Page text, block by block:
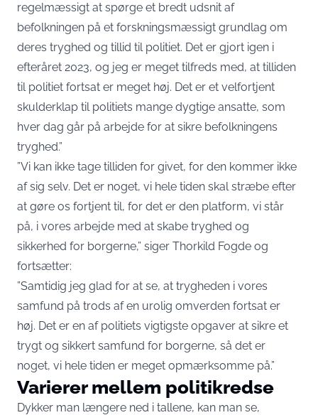
regelmæssigt at spørge et bredt udsnit af
befolkningen på et forskningsmæssigt grundlag om
deres tryghed og tillid til politiet. Det er gjort igen i
efteråret 2023, og jeg er meget tilfreds med, at tilliden
til politiet fortsat er meget høj. Det er et velfortjent
skulderklap til politiets mange dygtige ansatte, som
hver dag går på arbejde for at sikre befolkningens
tryghed.”
”Vi kan ikke tage tilliden for givet, for den kommer ikke
af sig selv. Det er noget, vi hele tiden skal stræbe efter
at gøre os fortjent til, for det er den platform, vi står
på, i vores arbejde med at skabe tryghed og
sikkerhed for borgerne,” siger Thorkild Fogde og
fortsætter:
”Samtidig jeg glad for at se, at trygheden i vores
samfund på trods af en urolig omverden fortsat er
høj. Det er en af politiets vigtigste opgaver at sikre et
trygt og sikkert samfund for borgerne, så det er
noget, vi hele tiden er meget opmærksomme på.”
Varierer mellem politikredse
Dykker man længere ned i tallene, kan man se,